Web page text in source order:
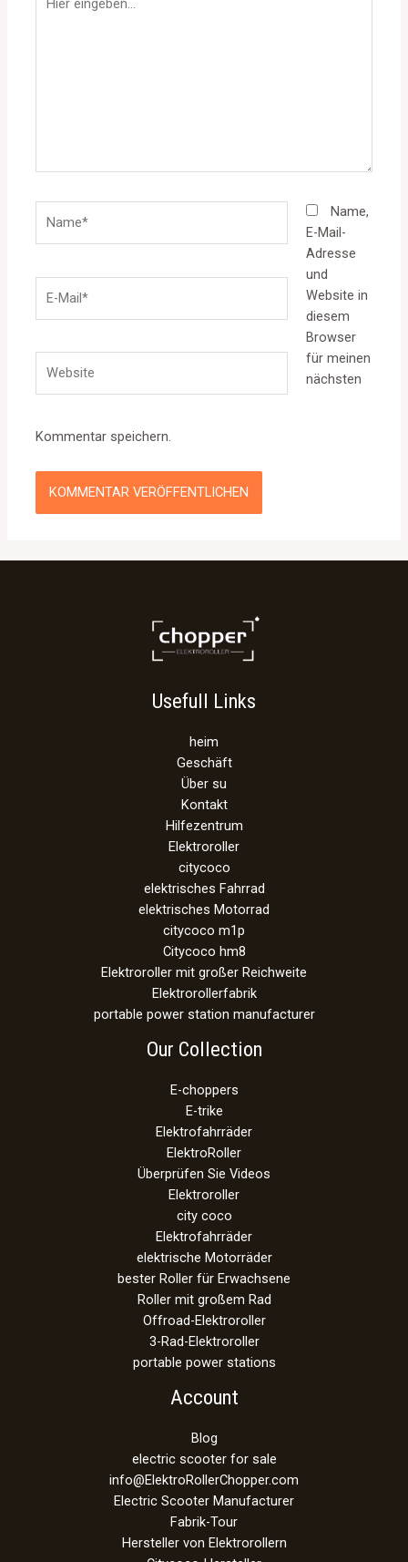
eingeben…
Mail*
Name,
E-Mail-
Adresse
und
Website in
diesem
Browser
für meinen
nächsten
Kommentar speichern.
Usefull Links
heim
Geschäft
Über su
Kontakt
Hilfezentrum
Elektroroller
citycoco
elektrisches Fahrrad
elektrisches Motorrad
citycoco m1p
Citycoco hm8
Elektroroller mit großer Reichweite
Elektrorollerfabrik
portable power station manufacturer
Our Collection
E-choppers
E-trike
Elektrofahrräder
ElektroRoller
Überprüfen Sie Videos
Elektroroller
city coco
Elektrofahrräder
elektrische Motorräder
bester Roller für Erwachsene
Roller mit großem Rad
Offroad-Elektroroller
3-Rad-Elektroroller
portable power stations
Account
Blog
electric scooter for sale
info@ElektroRollerChopper.com
Electric Scooter Manufacturer
Fabrik-Tour
Hersteller von Elektrorollern